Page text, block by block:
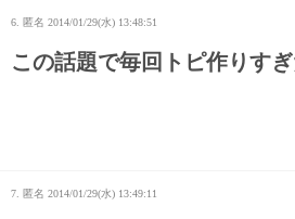
6. 匿名 2014/01/29(水) 13:48:51
この話題で毎回トピ作りす
7. 匿名 2014/01/29(水) 13:49:11